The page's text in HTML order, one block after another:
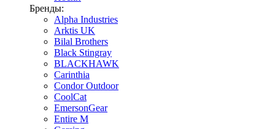
Бренды:
Alpha Industries
Arktis UK
Bilal Brothers
Black Stingray
BLACKHAWK
Carinthia
Condor Outdoor
CoolCat
EmersonGear
Entire M